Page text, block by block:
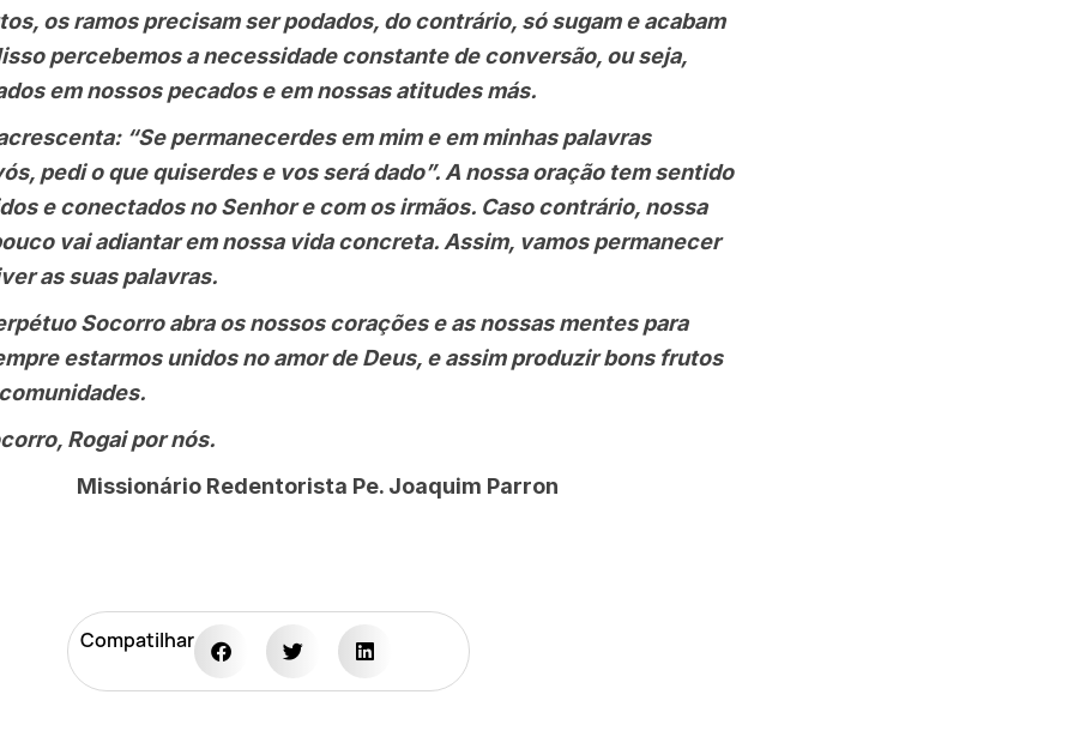
os ramos precisam ser podados, do contrário, só sugam e acabam
percebemos a necessidade constante de conversão, ou seja,
em nossos pecados e em nossas atitudes más.
“Se permanecerdes em mim e em minhas palavras
pedi o que quiserdes e vos será dado”. A nossa oração tem sentido
e conectados no Senhor e com os irmãos. Caso contrário, nossa
vai adiantar em nossa vida concreta. Assim, vamos permanecer
as suas palavras.
Socorro abra os nossos corações e as nossas mentes para
estarmos unidos no amor de Deus, e assim produzir bons frutos
Socorro, Rogai por nós.
Missionário Redentorista Pe. Joaquim Parron
Compatilhar